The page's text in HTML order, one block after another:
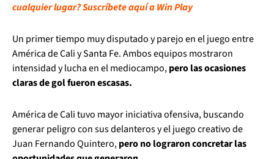
cualquier lugar? Suscríbete aquí a Win Play
Un primer tiempo muy disputado y parejo en el juego entre
América de Cali y Santa Fe. Ambos equipos mostraron
intensidad y lucha en el mediocampo,pero las ocasiones
claras de gol fueron escasas.
América de Cali tuvo mayor iniciativa ofensiva, buscando
generar peligro con sus delanteros y el juego creativo de
Juan Fernando Quintero,pero no lograron concretar las